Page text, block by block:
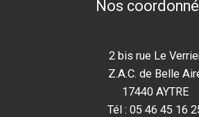
Nos
2 bis rue Le
Z.A.C. de Belle
17440 AYTRE
Tél : 05 46 45 16